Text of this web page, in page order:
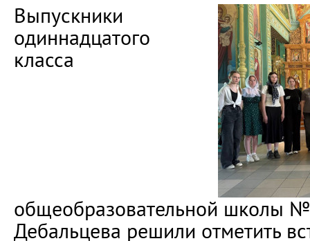
Выпускники
одиннадцатого
класса
общеобразовательной школы
Дебальцева решили отметить